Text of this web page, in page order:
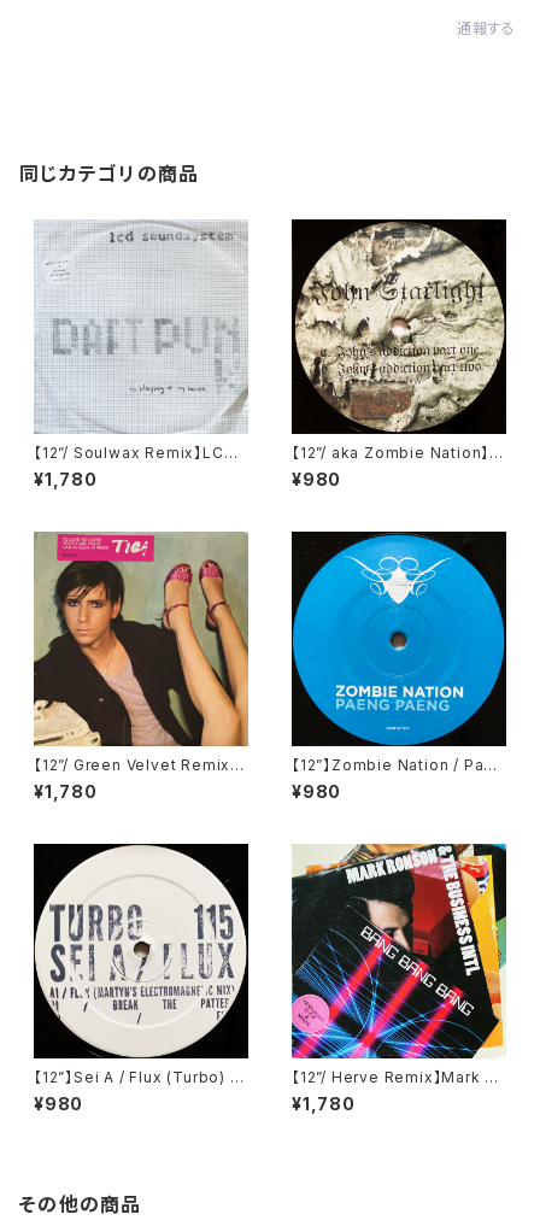
通報する
同じカテゴリの商品
【12”/ Soulwax Remix】LCD
Soundsystem / Daft Punk I
s Playing At My House (DF
¥1,780
【12”/ aka Zombie Nation】J
ohn Starlight / John's Addi
ction (Television Records)
¥980
【12”/ Green Velvet Remix】
Tiga / Shoes (Different) (D
IFB 1216T)
¥1,780
【12”】Zombie Nation / Paen
g Paeng (Cocoon Recordi
ngs) (COR12"017)
¥980
【12”】Sei A / Flux (Turbo) (T
urbo 115)
¥980
【12”/ Herve Remix】Mark Ro
nson & The Business Intl /
Bang Bang Bang (Columbi
¥1,780
その他の商品